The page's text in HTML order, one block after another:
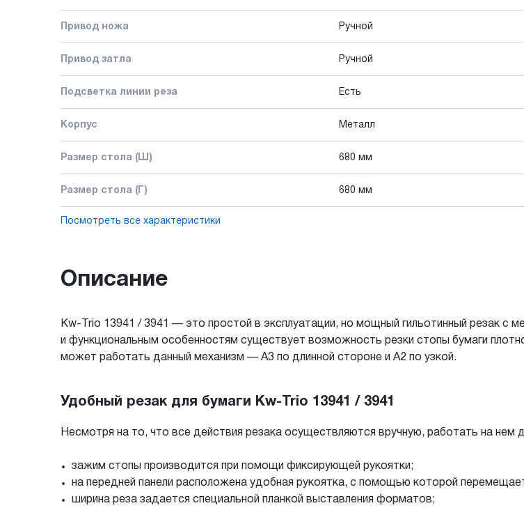
Привод ножа Ручной
Привод затла Ручной
Подсветка линии реза Есть
Корпус Металл
Размер стола (Ш) 680 мм
Размер стола (Г) 680 мм
Посмотреть все характеристики
Описание
Kw-Trio 13941 / 3941 — это простой в эксплуатации, но мощный гильотинный резак с
и функциональным особенностям существует возможность резки стопы бумаги
может работать данный механизм — А3 по длинной стороне и А2 по узкой.
Удобный резак для бумаги Kw-Trio 13941 / 3941
Несмотря на то, что все действия резака осуществляются вручную, работать на
зажим стопы производится при помощи фиксирующей рукоятки;
на передней панели расположена удобная рукоятка, с помощью которой
ширина реза задается специальной планкой выставления форматов;